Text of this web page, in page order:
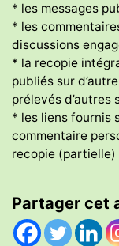
* les messages
* les
discussions
* la recopie
publiés sur
prélevés d’autres
* les liens fournis
commentaire
recopie (partielle)
Partager cet